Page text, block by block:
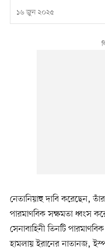
১৬ জুন ২০২৫
নেতানিয়াহু দাবি করেছেন,
পারমাণবিক সক্ষমতা ধ্বংস
সেনাবাহিনী তিনটি
হামলায় ইরানের নাতানজ,